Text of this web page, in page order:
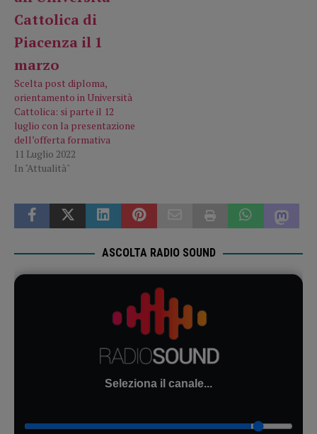
Scelta post diploma,
orientamento in Università
Cattolica: si parte il 12
luglio con la presentazione
dell’offerta formativa
11 Luglio 2022
In "Attualità"
ASCOLTA RADIO SOUND
Seleziona il canale...